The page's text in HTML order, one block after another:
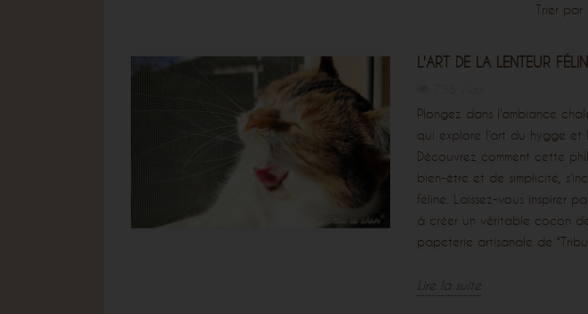
Trier par :
L'ART DE LA LENTEUR
Plongez dans l'ambiance
qui explore l'art du hygge et
Découvrez comment cette
bien-être et de simplicité,
féline. Laissez-vous inspirer
à créer un véritable cocon
papeterie artisanale de
Lire la suite